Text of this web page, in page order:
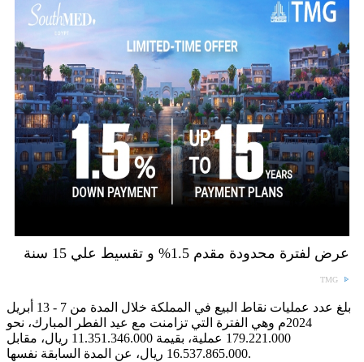
عرض لفترة محدودة مقدم 1.5% و تقسيط علي 15 سنة
TMG
بلغ عدد عمليات نقاط البيع في المملكة خلال المدة من 7 - 13 أبريل
2024م وهي الفترة التي تزامنت مع عيد الفطر المبارك، نحو
179.221.000 عملية، بقيمة 11.351.346.000 ريال، مقابل
16.537.865.000 ريال، عن المدة السابقة نفسها.